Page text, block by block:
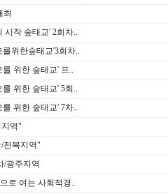
최
시작 숲태교' 2회차..
위한숲태교'3회차..
위한 숲태교' 프..
위한 숲태교' 5회..
위한 숲태교' 7차..
역"
전북지역"
/광주지역
로 여는 사회적경..